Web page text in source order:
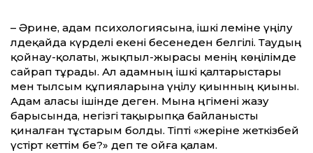
– Әрине, адам психологиясына, ішкі әлеміне үңілу
әлдеқайда күрделі екені бесенеден белгілі. Таудың
қойнау-қолаты, жықпыл-жырасы менің көңілімде
сайрап тұрады. Ал адамның ішкі қалтарыстары
мен тылсым құпияларына үңілу қиын­ның қиыны.
Адам аласы ішінде деген. Мына әңгімені жазу
барысында, не­гізгі тақырыпқа байланысты
қиналған тұстарым болды. Тіпті «жеріне жеткізбей
үстірт кеттім бе?» деп те ойға қалам.